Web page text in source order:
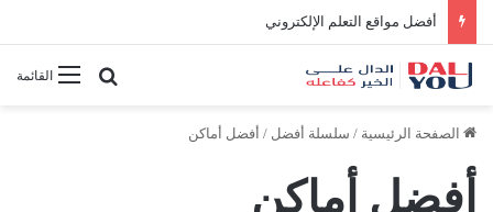
أفضل مواقع التعلم الإلكتروني
القائمةبحث عن
الصفحة الرئيسية / سلسلة أفضل / أفضل أماكن
أفضل أماكن